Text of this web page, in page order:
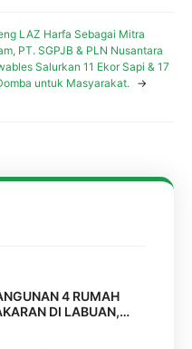
LAZ Harfa Sebagai Mitra
PT. SGPJB & PLN Nusantara
Salurkan 11 Ekor Sapi & 17
untuk Masyarakat.
→
4 RUMAH
DI LABUAN,